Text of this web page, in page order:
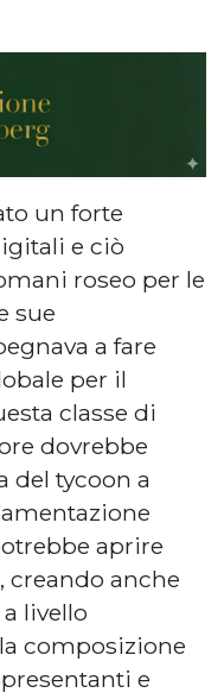
un forte
e ciò
roseo per le
sue
a fare
per il
classe di
dovrebbe
del tycoon a
aprire
anche
livello
composizione
e